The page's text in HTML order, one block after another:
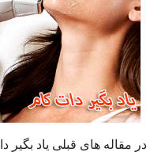
در مقاله های قبلی یاد بگیر